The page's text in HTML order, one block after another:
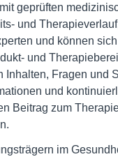
geprüften
und
und können
und
Fragen und
und
Beitrag zum
im